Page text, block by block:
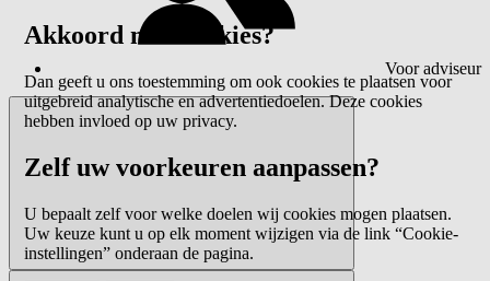
Voor adviseur
Akkoord met cookies?
Dan geeft u ons toestemming om ook cookies te plaatsen voor
uitgebreid analytische en advertentiedoelen. Deze cookies
hebben invloed op uw privacy.
Zelf uw voorkeuren aanpassen?
U bepaalt zelf voor welke doelen wij cookies mogen plaatsen.
Uw keuze kunt u op elk moment wijzigen via de link “Cookie-
instellingen” onderaan de pagina.